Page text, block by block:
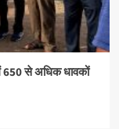
650 से अधिक धावकों